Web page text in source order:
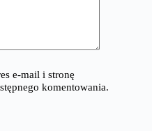
e-mail i stronę
komentowania.